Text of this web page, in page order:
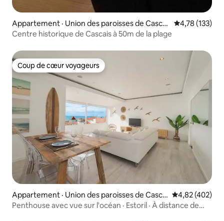
Appartement · Union des paroisses de Cascai
s et Estoril
Note
4,78 (133)
Centre historique de Cascais à 50m de la plage
Coup de cœur voyageurs
Coup de cœur voyageurs
Appartement · Union des paroisses de Cascai
s et Estoril
Note
4,82 (402)
Penthouse avec vue sur l'océan · Estoril · À distance de